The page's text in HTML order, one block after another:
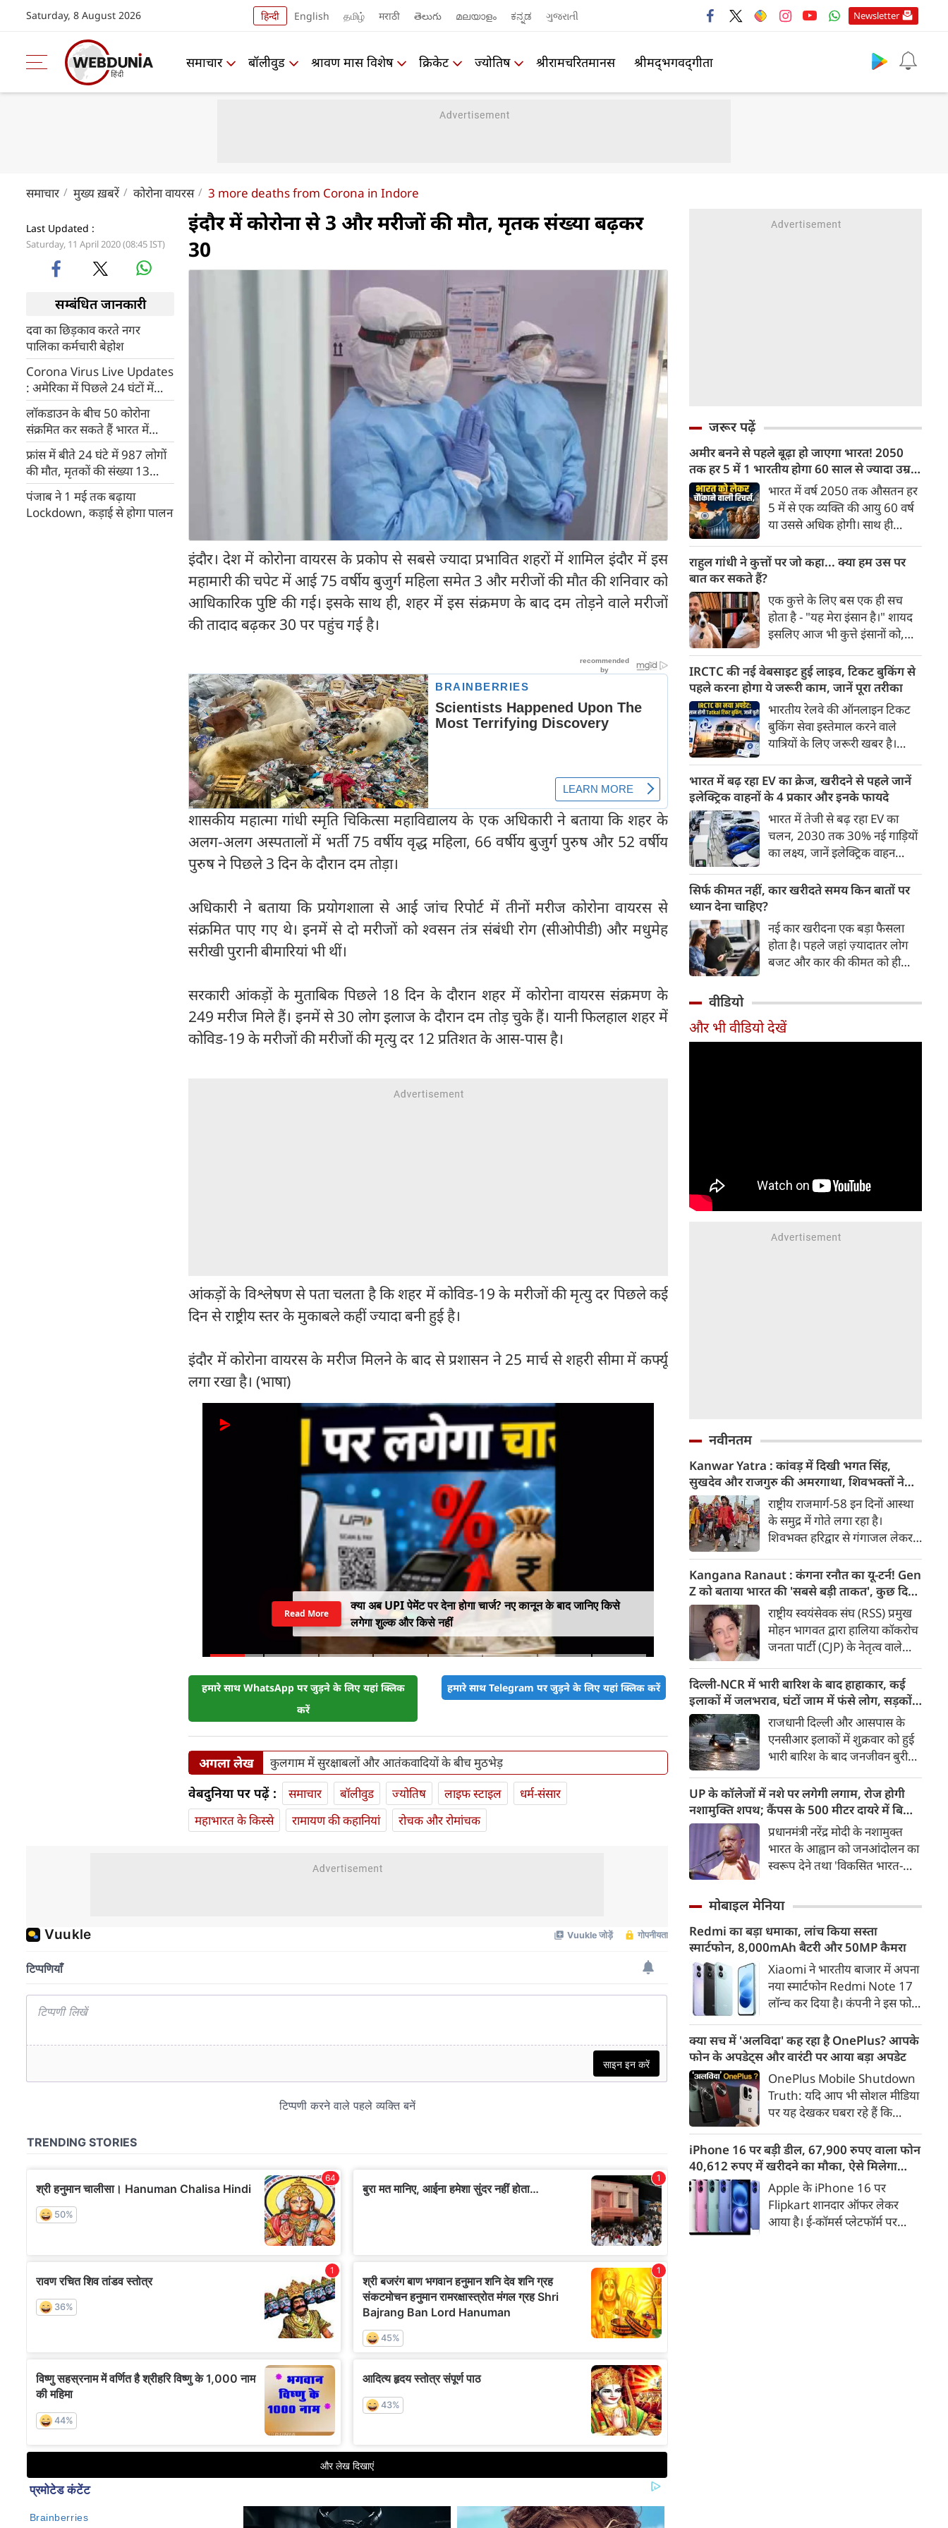
Saturday, 8 August 2026 हिन्दी English தமிழ் मराठी తెలుగు മലയാളം ಕನ್ನಡ ગુજરાતી Newsletter
समाचार बॉलीवुड श्रावण मास विशेष क्रिकेट ज्योतिष श्रीरामचरितमानस श्रीमद्‍भगवद्‍गीता
समाचार मुख्य ख़बरें कोरोना वायरस 3 more deaths from Corona in Indore
Last Updated :
Saturday, 11 April 2020 (08:45 IST)
सम्बंधित जानकारी
दवा का छिड़काव करते नगर
पालिका कर्मचारी बेहोश
Corona Virus Live Updates
: अमेरिका में पिछले 24 घंटों में
2108 लोगों की मौत
लॉकडाउन के बीच 50 कोरोना
संक्रमित कर सकते हैं भारत में
घुसपैठ, नेपाल सीमा पर अलर्ट
फ्रांस में बीते 24 घंटे में 987 लोगों
की मौत, मृतकों की संख्या 13
हजार के पार
पंजाब ने 1 मई तक बढ़ाया
Lockdown, कड़ाई से होगा पालन
इंदौर में कोरोना से 3 और मरीजों की मौत, मृतक संख्या बढ़कर
30
इंदौर। देश में कोरोना वायरस के प्रकोप से सबसे ज्यादा प्रभावित शहरों में शामिल इंदौर में इस
महामारी की चपेट में आई 75 वर्षीय बुजुर्ग महिला समेत 3 और मरीजों की मौत की शनिवार को
आधिकारिक पुष्टि की गई। इसके साथ ही, शहर में इस संक्रमण के बाद दम तोड़ने वाले मरीजों
की तादाद बढ़कर 30 पर पहुंच गई है।
शासकीय महात्मा गांधी स्मृति चिकित्सा महाविद्यालय के एक अधिकारी ने बताया कि शहर के
अलग-अलग अस्पतालों में भर्ती 75 वर्षीय वृद्ध महिला, 66 वर्षीय बुजुर्ग पुरुष और 52 वर्षीय
पुरुष ने पिछले 3 दिन के दौरान दम तोड़ा।
अधिकारी ने बताया कि प्रयोगशाला से आई जांच रिपोर्ट में तीनों मरीज कोरोना वायरस से
संक्रमित पाए गए थे। इनमें से दो मरीजों को श्वसन तंत्र संबंधी रोग (सीओपीडी) और मधुमेह
सरीखी पुरानी बीमारियां भी थीं।
सरकारी आंकड़ों के मुताबिक पिछले 18 दिन के दौरान शहर में कोरोना वायरस संक्रमण के
249 मरीज मिले हैं। इनमें से 30 लोग इलाज के दौरान दम तोड़ चुके हैं। यानी फिलहाल शहर में
कोविड-19 के मरीजों की मरीजों की मृत्यु दर 12 प्रतिशत के आस-पास है।
आंकड़ों के विश्लेषण से पता चलता है कि शहर में कोविड-19 के मरीजों की मृत्यु दर पिछले कई
दिन से राष्ट्रीय स्तर के मुकाबले कहीं ज्यादा बनी हुई है।
इंदौर में कोरोना वायरस के मरीज मिलने के बाद से प्रशासन ने 25 मार्च से शहरी सीमा में कर्फ्यू
लगा रखा है। (भाषा)
क्या अब UPI पेमेंट पर देना होगा चार्ज? नए कानून के बाद जानिए किसे
लगेगा शुल्क और किसे नहीं
Read More
हमारे साथ WhatsApp पर जुड़ने के लिए यहां क्लिक
करें
हमारे साथ Telegram पर जुड़ने के लिए यहां क्लिक करें
अगला लेख कुलगाम में सुरक्षाबलों और आतंकवादियों के बीच मुठभेड़
वेबदुनिया पर पढ़ें : समाचार बॉलीवुड ज्योतिष लाइफ स्‍टाइल
धर्म-संसार
महाभारत के किस्से
रामायण की कहानियां रोचक और रोमांचक
जरूर पढ़ें
अमीर बनने से पहले बूढ़ा हो जाएगा भारत! 2050
तक हर 5 में 1 भारतीय होगा 60 साल से ज्यादा उम्र
का
भारत में वर्ष 2050 तक औसतन हर
5 में से एक व्यक्ति की आयु 60 वर्ष
या उससे अधिक होगी। साथ ही
भारत में रहेंगे। ‘ट्रांसफॉर्म रूरल
अनुसार भारत विकसित देशों के
विपरीत समृद्ध बनने से पहले ही वृद्ध
होती आबादी वाले देश की श्रेणी में
पहुंच रहा है।
राहुल गांधी ने कुत्तों पर जो कहा... क्या हम उस पर
बात कर सकते हैं?
एक कुत्ते के लिए बस एक ही सच
होता है - "यह मेरा इंसान है।" शायद
इसलिए आज भी कुत्ते इंसानों को,
भू-राजनीति से लेकर कृत्रिम
बुद्धिमत्ता, जलवायु परिवर्तन से लेकर
क्रिकेट तक हर विषय पर बहस कर
सकते हैं, तो उस जीव पर भी एक
गंभीर चर्चा बनती है जिसने किसी भी
सभ्यता से पहले इंसान का साथ चुना
था। दुर्भाग्य यह है कि आज कुत्तों के
बारे में हमारी राय पशु-चिकित्सकों,
व्यवहार वैज्ञानिकों या विशेषज्ञों से
कम... और व्हाट्सऐप यूनिवर्सिटी से
ज़्यादा बनती है।
IRCTC की नई वेबसाइट हुई लाइव, टिकट बुकिंग से
पहले करना होगा ये जरूरी काम, जानें पूरा तरीका
भारतीय रेलवे की ऑनलाइन टिकट
बुकिंग सेवा इस्तेमाल करने वाले
यात्रियों के लिए जरूरी खबर है।
वेबसाइट का बीटा वर्जन लॉन्च कर
दिया है। करीब 24 साल पुराने
इंटरफेस के बाद वेबसाइट को नए
डिजाइन और कई नए फीचर्स के साथ
अपडेट किया गया है।
भारत में बढ़ रहा EV का क्रेज, खरीदने से पहले जानें
इलेक्ट्रिक वाहनों के 4 प्रकार और इनके फायदे
भारत में तेजी से बढ़ रहा EV का
चलन, 2030 तक 30% नई गाड़ियों
का लक्ष्य, जानें इलेक्ट्रिक वाहन
200 अरब रुपए का मौका
सिर्फ कीमत नहीं, कार खरीदते समय किन बातों पर
ध्यान देना चाहिए?
नई कार खरीदना एक बड़ा फैसला
होता है। पहले जहां ज़्यादातर लोग
बजट और कार की कीमत को ही
खरीदते समय किन बातों पर ध्यान
देना चाहिए।
वीडियो
और भी वीडियो देखें
नवीनतम
Kanwar Yatra : कांवड़ में दिखी भगत सिंह,
सुखदेव और राजगुरु की अमरगाथा, शिवभक्तों ने
अनोखे अंदाज में दी श्रद्धांजलिराष्ट्रीय राजमार्ग-58 इन दिनों आस्था
के समुद्र में गोते लगा रहा है।
शिवभक्त हरिद्वार से गंगाजल लेकर
है। लाखों शिवभक्तों के बीच रंग-
बिरंगी और आकर्षक कांवड़ें हर किसी
का ध्यान बरबस अपनी ओर खींच रही
हैं। लेकिन ऐसे में जब शिव चौक से
एक गुजरी कांवड़ ने लोगों के दिलों को
गहराई तक छू लिया। यह केवल
कांवड़ नहीं थी, बल्कि देश की
आजादी के अमर सेनानियों को
समर्पित एक चलती-फिरती श्रद्धांजलि
थी।
Kangana Ranaut : कंगना रनौत का यू-टर्न! Gen
Z को बताया भारत की 'सबसे बड़ी ताकत', कुछ दिन
पहले प्रदर्शनकारियों को कहा था 'जेनरेशन गटर'
राष्ट्रीय स्वयंसेवक संघ (RSS) प्रमुख
मोहन भागवत द्वारा हालिया कॉकरोच
जनता पार्टी (CJP) के नेतृत्व वाले
समर्थन दिए जाने के एक दिन बाद
बीजेपी सांसद और अभिनेत्री कंगना
रनौत ने अपने पहले के बयान पर
सफाई दी। उन्होंने अब Gen Z को
भारत की ‘सबसे बड़ी ताकत’ बताया
है। कंगना ने कहा कि कुछ लोगों के
व्यवहार के आधार पर पूरी पीढ़ी को
गलत ठहराना उचित नहीं है। उन्होंने
कहा कि Gen Z सरकार का हिस्सा है
और इसी पीढ़ी के जनादेश की वजह
से मौजूदा सरकार लंबे समय से सत्ता
में है।
दिल्ली-NCR में भारी बारिश के बाद हाहाकार, कई
इलाकों में जलभराव, घंटों जाम में फंसे लोग, सड़कों
पर भरा कमर तक पानीराजधानी दिल्ली और आसपास के
एनसीआर इलाकों में शुक्रवार को हुई
भारी बारिश के बाद जनजीवन बुरी
और गाजियाबाद के कई इलाकों में
सड़कें पानी से लबालब हो गईं,
जिसके चलते कई प्रमुख मार्गों पर
लंबा ट्रैफिक जाम लग गया। भारी
बारिश के कारण लोगों को अपने
गंतव्य तक पहुंचने में काफी परेशानी
UP के कॉलेजों में नशे पर लगेगी लगाम, रोज होगी
नशामुक्ति शपथ; कैंपस के 500 मीटर दायरे में बिक्री
पर सख्ती
प्रधानमंत्री नरेंद्र मोदी के नशामुक्त
भारत के आह्वान को जनआंदोलन का
स्वरूप देने तथा 'विकसित भारत-
साकार करने के उद्देश्य से योगी
व्यापक नशामुक्ति अभियान
चलाएगी। विधानसभा परिसर में उच्च
शिक्षा मंत्री योगेंद्र उपाध्याय की
अध्यक्षता में प्रदेश के सभी राजकीय
विश्वविद्यालयों के कुलसचिवों एवं
आयोजित की गई।
मोबाइल मेनिया
Redmi का बड़ा धमाका, लांच किया सस्ता
स्मार्टफोन, 8,000mAh बैटरी और 50MP कैमरा
Xiaomi ने भारतीय बाजार में अपना
नया स्मार्टफोन Redmi Note 17
लॉन्च कर दिया है। कंपनी ने इस फोन
डिस्प्ले, 8,000mAh की बड़ी बैटरी
और Qualcomm Snapdragon
चिपसेट के साथ पेश किया है। फोन में
50MP का मेन कैमरा दिया गया है।
इसके अलावा Redmi Note 17 में
Corning Gorilla Glass 7i
प्रोटेक्शन, IP65 रेटिंग और मजबूत
चेसिस जैसे फीचर्स मिलते हैं।
क्या सच में 'अलविदा' कह रहा है OnePlus? आपके
फोन के अपडेट्स और वारंटी पर आया बड़ा अपडेट
OnePlus Mobile Shutdown
Truth: यदि आप भी सोशल मीडिया
पर यह देखकर घबरा रहे हैं कि
तो थोड़ा ठहरिए! टेक वर्ल्ड में किसी
समय 'फ्लैगशिप किलर' के नाम से
मशहूर इस ब्रांड को लेकर इंटरनेट पर
लगातार कयासबाजी का दौर जारी है।
iPhone 16 पर बड़ी डील, 67,900 रुपए वाला फोन
40,612 रुपए में खरीदने का मौका, ऐसे मिलेगा
डिस्काउंट
Apple के iPhone 16 पर
Flipkart शानदार ऑफर लेकर
आया है। ई-कॉमर्स प्लेटफॉर्म पर